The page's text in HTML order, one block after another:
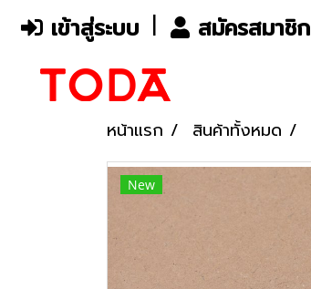
เข้าสู่ระบบ สมัครสมาชิก
หน้าแรก
สินค้าทั้งหมด
New